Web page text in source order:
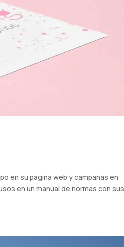
en su pagina web y campañas en
en un manual de normas con sus